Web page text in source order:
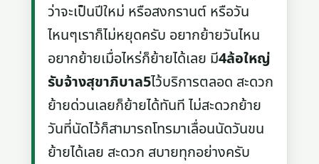
ว่าจะเป็นปีใหม่ หรือสงกรานต์ หรือวัน
ไหนๆเราก็ไม่หยุดครับ อยากย้ายวันไหน
อยากย้ายเมื่อไหร่ก็ย้ายได้เลย มี4ล้อใหญ่
รับจ้างสุขาภิบาล5ไว้บริการตลอด สะดวก
ย้ายด่วนเลยก็ย้ายได้ทันที ไม่สะดวกย้าย
วันที่นัดไว้ก็สามารถโทรมาเลื่อนนัดวันขน
ย้ายได้เลย สะดวก สบายทุกอย่างครับ